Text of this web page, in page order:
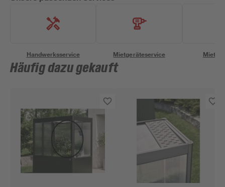
Handwerksservice Mietgeräteservice
Häufig dazu gekauft